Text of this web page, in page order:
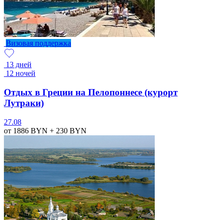
Визовая поддержка
13 дней
12 ночей
Отдых в Греции на Пелопоннесе (курорт
Лутраки)
27.08
от 1886 BYN + 230 BYN